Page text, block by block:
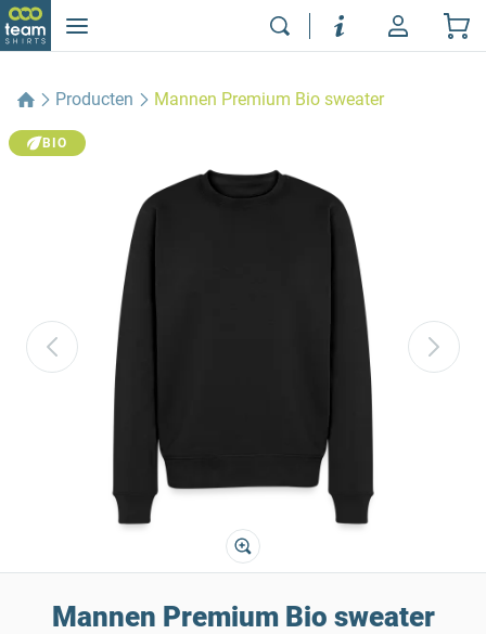
Producten Mannen Premium Bio sweater
BIO
Mannen Premium Bio sweater